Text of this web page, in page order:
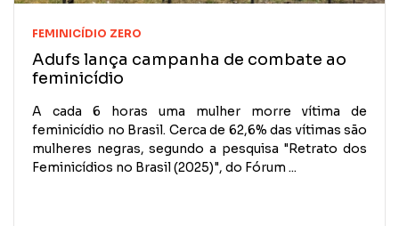
FEMINICÍDIO ZERO
Adufs lança campanha de combate ao
feminicídio
A cada 6 horas uma mulher morre vítima de
feminicídio no Brasil. Cerca de 62,6% das vítimas são
mulheres negras, segundo a pesquisa "Retrato dos
Feminicídios no Brasil (2025)", do Fórum ...